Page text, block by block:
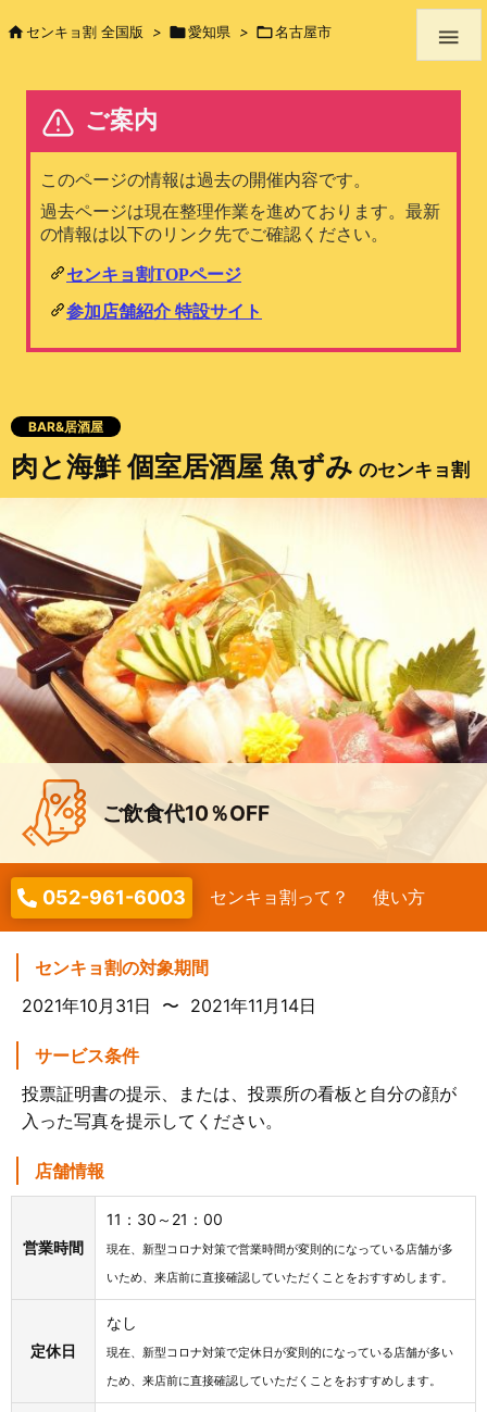

センキョ割 全国版 > 愛知県 > 名古屋市
BAR&居酒屋
肉と海鮮 個室居酒屋 魚ずみ のセンキョ割
ご飲食代10％OFF
052-961-6003 センキョ割って？ 使い方
センキョ割の対象期間
2021年10月31日 〜 2021年11月14日
サービス条件
投票証明書の提示、または、投票所の看板と自分の顔が
入った写真を提示してください。
店舗情報
営業時間
11：30～21：00
現在、新型コロナ対策で営業時間が変則的になっている店舗が多
いため、来店前に直接確認していただくことをおすすめします。
定休日
なし
現在、新型コロナ対策で定休日が変則的になっている店舗が多い
ため、来店前に直接確認していただくことをおすすめします。